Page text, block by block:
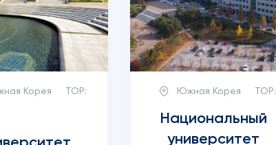
Корея TOP: Южная Корея TOP:
Национальный
университет